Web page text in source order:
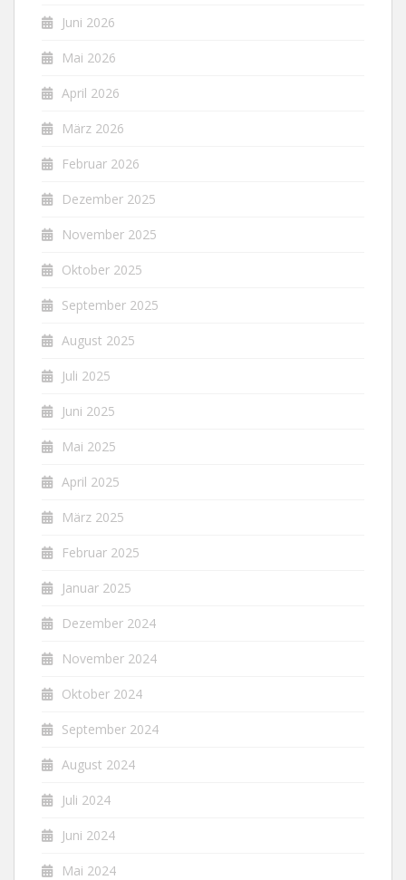
Juni 2026
Mai 2026
April 2026
März 2026
Februar 2026
Dezember 2025
November 2025
Oktober 2025
September 2025
August 2025
Juli 2025
Juni 2025
Mai 2025
April 2025
März 2025
Februar 2025
Januar 2025
Dezember 2024
November 2024
Oktober 2024
September 2024
August 2024
Juli 2024
Juni 2024
Mai 2024